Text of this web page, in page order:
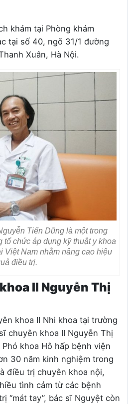
khám tại Phòng khám
tại số 40, ngõ 31/1 đường
Xuân, Hà Nội.
Tiến Dũng là một trong
chức áp dụng kỹ thuật y khoa
Việt Nam nhằm nâng cao hiệu
điều trị.
II Nguyễn Thị
khoa II Nhi khoa tại trường
chuyên khoa II Nguyễn Thị
khoa Hô hấp bệnh viện
30 năm kinh nghiệm trong
điều trị chuyên khoa nội,
tình cảm từ các bệnh
“mát tay”, bác sĩ Nguyệt còn